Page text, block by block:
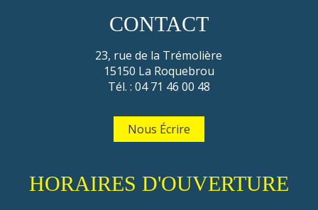
CONTACT
23, rue de la Trémolière
15150 La Roquebrou
Tél. : 04 71 46 00 48
Nous Écrire
HORAIRES D'OUVERTURE